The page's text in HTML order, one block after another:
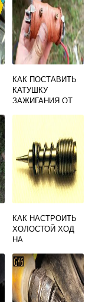
КАК ПОСТАВИТЬ
КАТУШКУ
ЗАЖИГАНИЯ ОТ
КАК НАСТРОИТЬ
ХОЛОСТОЙ ХОД
НА